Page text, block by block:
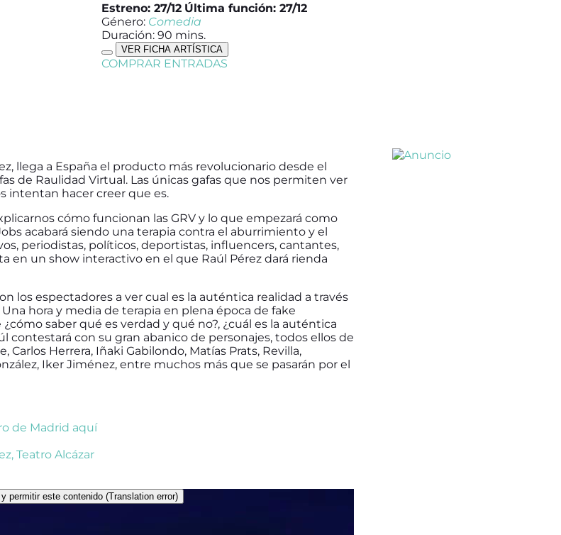
Estreno: 27/12 Última función: 27/12
Género: Comedia
Duración: 90 mins.
VER FICHA ARTÍSTICA
COMPRAR ENTRADAS
llega a España el producto más revolucionario desde el
de Raulidad Virtual. Las únicas gafas que nos permiten ver
intentan hacer creer que es.
cómo funcionan las GRV y lo que empezará como
acabará siendo una terapia contra el aburrimiento y el
periodistas, políticos, deportistas, influencers, cantantes,
en un show interactivo en el que Raúl Pérez dará rienda
los espectadores a ver cual es la auténtica realidad a través
Una hora y media de terapia en plena época de fake
saber qué es verdad y qué no?, ¿cuál es la auténtica
contestará con su gran abanico de personajes, todos ellos de
Herrera, Iñaki Gabilondo, Matías Prats, Revilla,
Iker Jiménez, entre muchos más que se pasarán por el
de Madrid aquí
, Teatro Alcázar
permitir este contenido (Translation error)